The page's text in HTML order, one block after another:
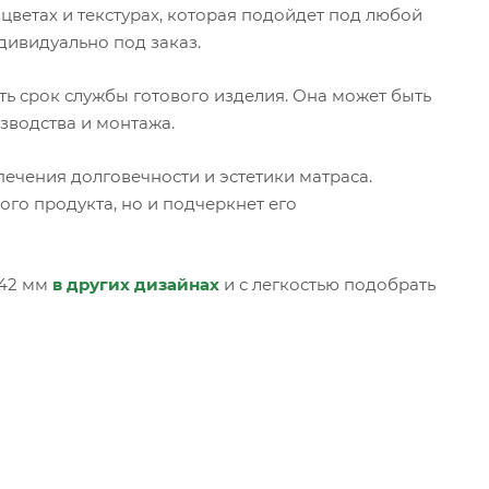
и текстурах, которая подойдет под любой
под заказ.
срок службы готового изделия. Она может быть
и монтажа.
долговечности и эстетики матраса.
продукта, но и подчеркнет его
мм в других дизайнах и с легкостью подобрать